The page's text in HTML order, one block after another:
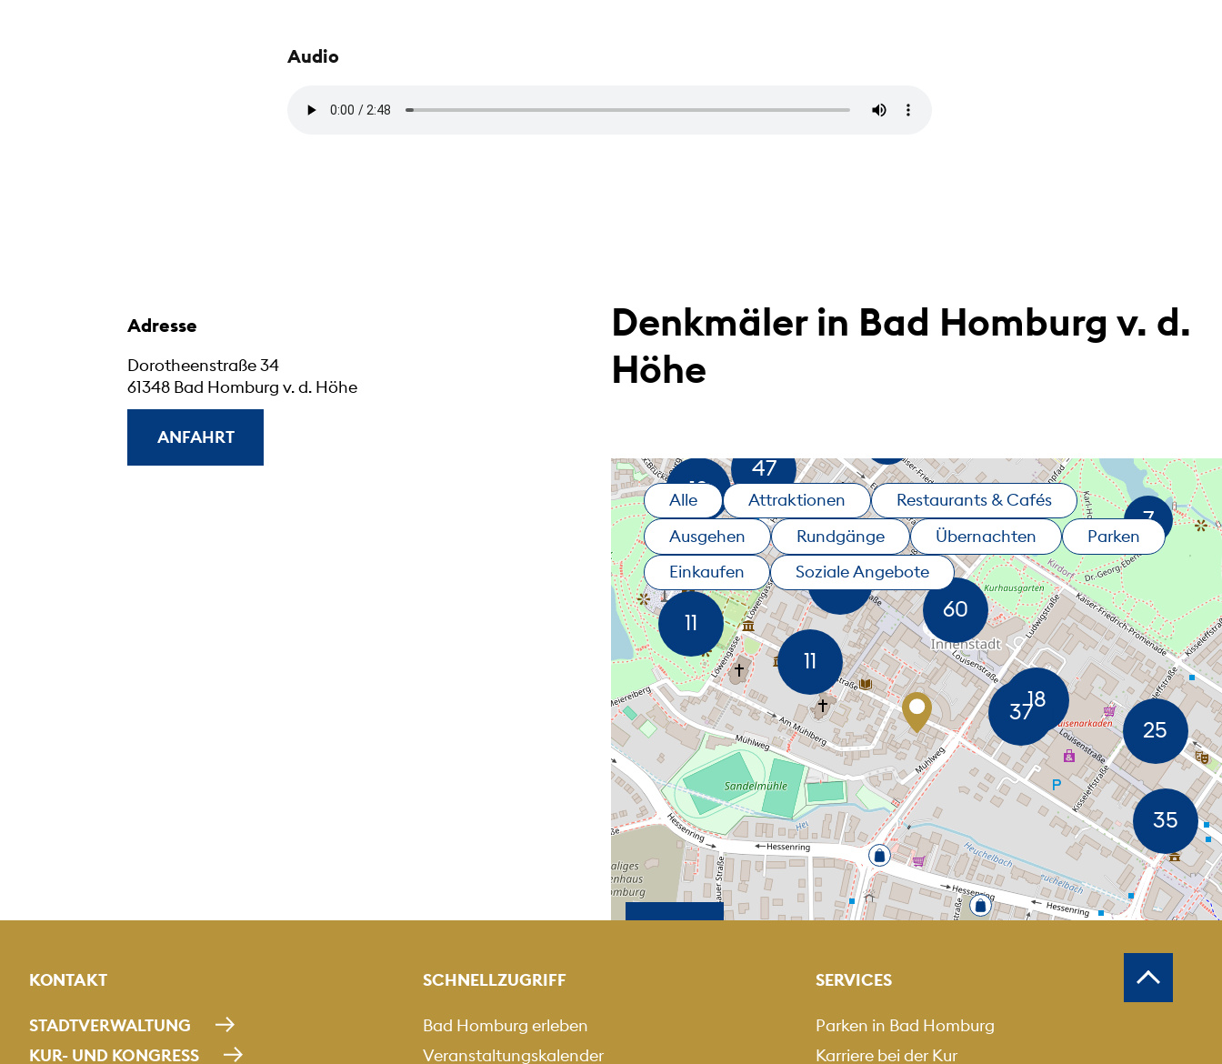
Audio
Adresse
Dorotheenstraße 34
61348 Bad Homburg v. d. Höhe
ANFAHRT
Denkmäler in Bad Homburg v. d.
Höhe
Alle Attraktionen
Restaurants & Cafés
Ausgehen
Rundgänge Übernachten
Parken
Einkaufen
Soziale Angebote
+KARTE HEREINZOOMEN
-KARTE HERAUSZOOMEN
KONTAKT
STADTVERWALTUNG
KUR- UND KONGRESS
SCHNELLZUGRIFF
Bad Homburg erleben
Veranstaltungskalender
SERVICES
Parken in Bad Homburg
Karriere bei der Kur